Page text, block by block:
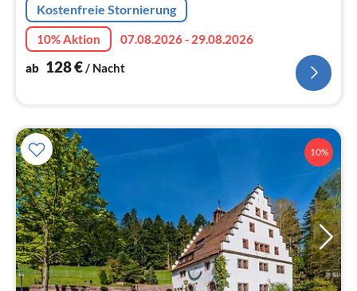
Kostenfreie Stornierung
10% Aktion
07.08.2026 - 29.08.2026
ab 128€/ Nacht
10%